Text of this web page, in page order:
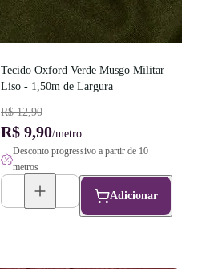
Tecido Oxford Verde Musgo Militar
Liso - 1,50m de Largura
R$ 12,90
R$ 9,90/metro
Desconto progressivo a partir de 10
metros
Adicionar